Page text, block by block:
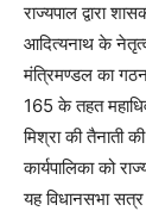
राज्यपाल द्वारा
आदित्यनाथ के
मंत्रिमण्डल का
165 के तहत
मिश्रा की
कार्यपालिका को
यह विधानसभा